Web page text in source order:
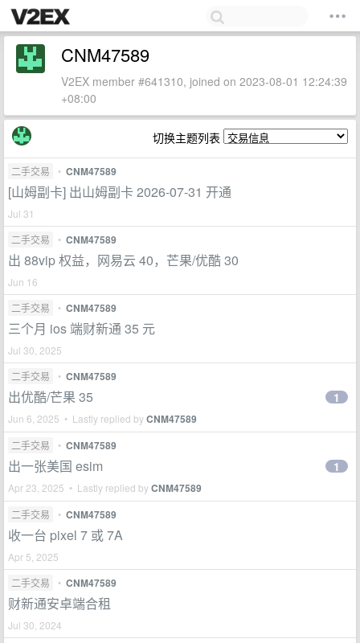
CNM47589
V2EX member #641310, joined on 2023-08-01 12:24:39
+08:00
切换主题列表
二手交易 • CNM47589
[山姆副卡] 出山姆副卡 2026-07-31 开通
Jul 31
二手交易
• CNM47589
出 88vip 权益，网易云 40，芒果/优酷 30
Jun 16
二手交易
• CNM47589
三个月 ios 端财新通 35 元
Jul 30, 2025
二手交易
• CNM47589
出优酷/芒果 35
Jun 6, 2025 • Lastly replied byCNM47589
1
二手交易 • CNM47589
出一张美国 esim
Apr 23, 2025 • Lastly replied byCNM47589
1
二手交易 • CNM47589
收一台 pixel 7 或 7A
Apr 5, 2025
二手交易
• CNM47589
财新通安卓端合租
Jul 30, 2024